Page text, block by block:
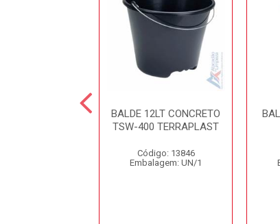
BALDE 12LT CONCRETO
TSW-400 TERRAPLAST
Código: 13846
Embalagem: UN/1